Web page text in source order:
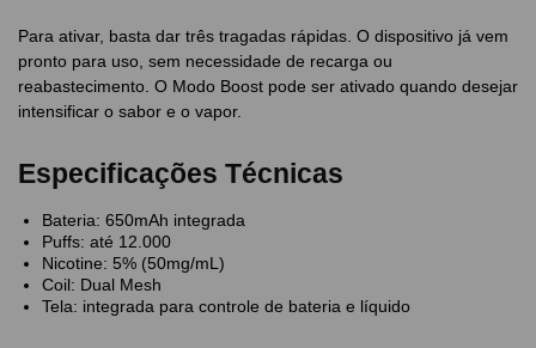
Para ativar, basta dar três tragadas rápidas. O dispositivo já vem
pronto para uso, sem necessidade de recarga ou
reabastecimento. O Modo Boost pode ser ativado quando desejar
intensificar o sabor e o vapor.
Especificações Técnicas
Bateria: 650mAh integrada
Puffs: até 12.000
Nicotine: 5% (50mg/mL)
Coil: Dual Mesh
Tela: integrada para controle de bateria e líquido